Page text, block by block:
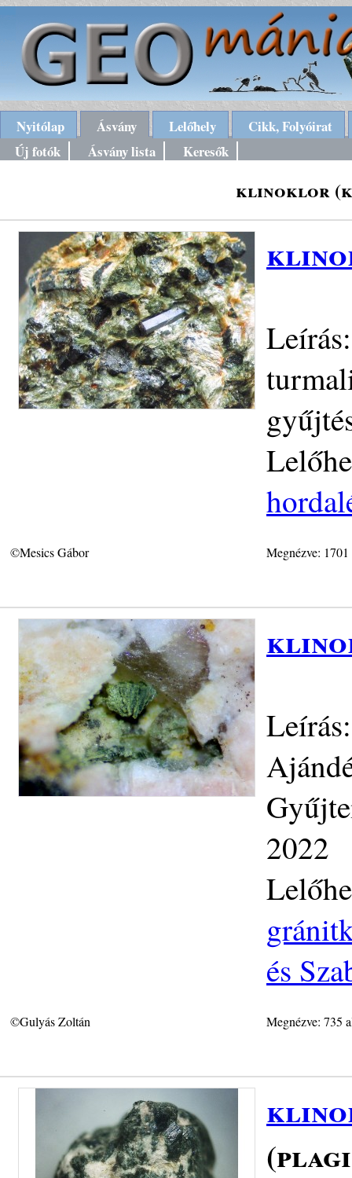
Nyitólap Ásvány Lelőhely
Cikk, Folyóirat
Új fotók
Ásvány lista Keresők
klinoklor
©Mesics Gábor Megnézve:
2022
és
©Gulyás Zoltán Megnézve: 735